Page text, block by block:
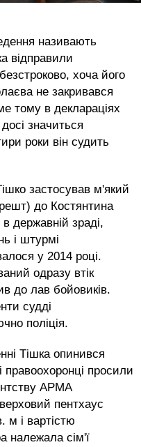
називають
відправили
хоча його
не закривався
тому в деклараціях
значиться
роки він судить
застосував м'який
до Костянтина
державній зраді,
і штурмі
у 2014 році.
одразу втік
до лав бойовиків.
судді
поліція.
Тішка опинився
просили
АРМА
пентхаус
м і вартістю
належала сім'ї